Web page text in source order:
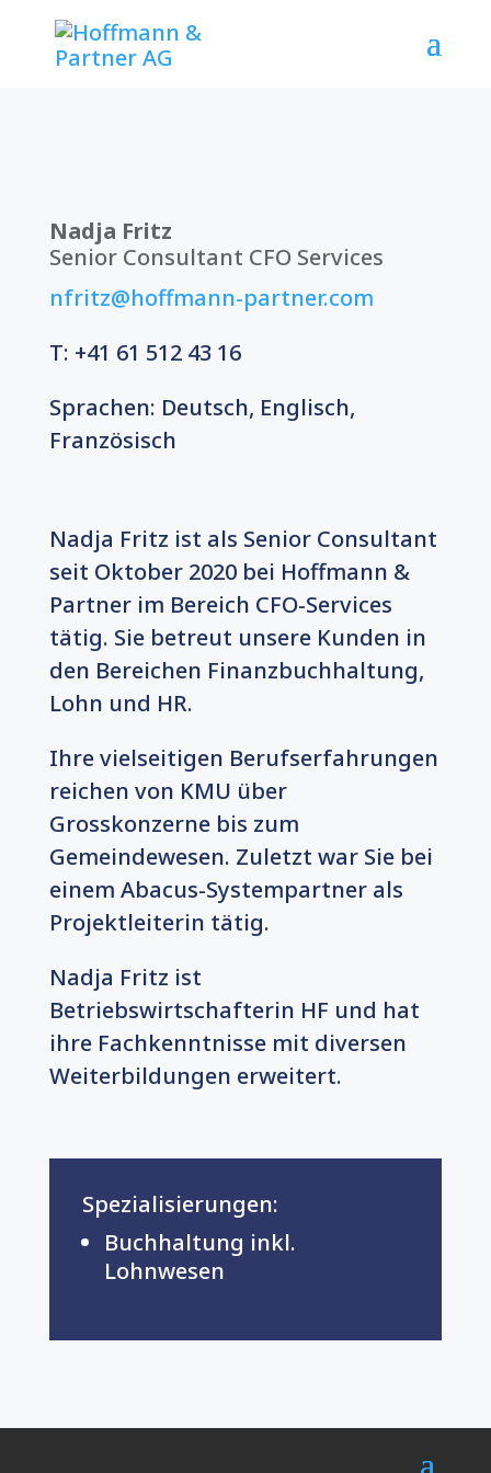
Nadja Fritz
Senior Consultant CFO Services
nfritz@hoffmann-partner.com
T: +41 61 512 43 16
Sprachen: Deutsch, Englisch,
Französisch
Nadja Fritz ist als Senior Consultant
seit Oktober 2020 bei Hoffmann &
Partner im Bereich CFO-Services
tätig. Sie betreut unsere Kunden in
den Bereichen Finanzbuchhaltung,
Lohn und HR.
Ihre vielseitigen Berufserfahrungen
reichen von KMU über
Grosskonzerne bis zum
Gemeindewesen. Zuletzt war Sie bei
einem Abacus-Systempartner als
Projektleiterin tätig.
Nadja Fritz ist
Betriebswirtschafterin HF und hat
ihre Fachkenntnisse mit diversen
Weiterbildungen erweitert.
Spezialisierungen:
Buchhaltung inkl.
Lohnwesen